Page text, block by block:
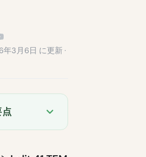
3月6日 に更新 ·